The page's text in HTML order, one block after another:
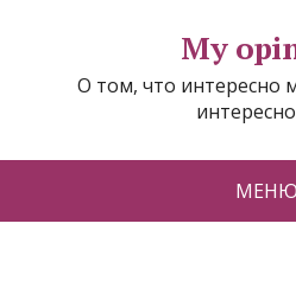
My
О том, что интересно
МЕНЮ